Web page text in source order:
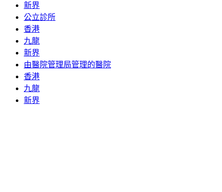
新界
公立診所
香港
九龍
新界
由醫院管理局管理的醫院
香港
九龍
新界